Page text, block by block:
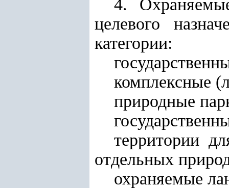
4.
целевого
категории:
комплексные
природные
территории
отдельных
охраняемые